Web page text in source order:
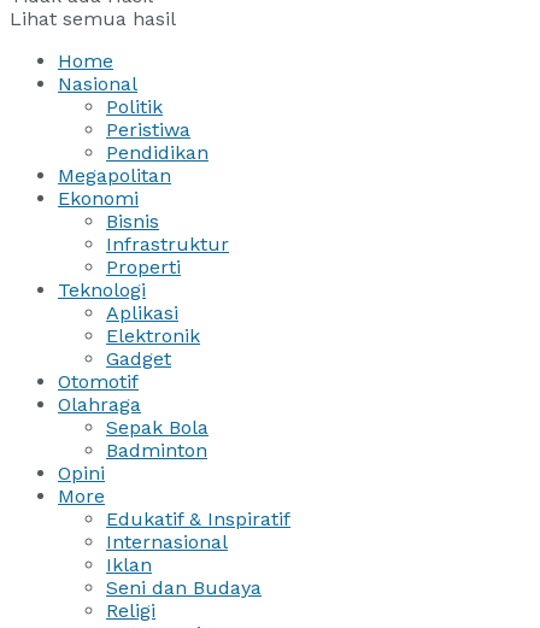
Lihat semua hasil
Home
Nasional
Politik
Peristiwa
Pendidikan
Megapolitan
Ekonomi
Bisnis
Infrastruktur
Properti
Teknologi
Aplikasi
Elektronik
Gadget
Otomotif
Olahraga
Sepak Bola
Badminton
Opini
More
Edukatif & Inspiratif
Internasional
Iklan
Seni dan Budaya
Religi